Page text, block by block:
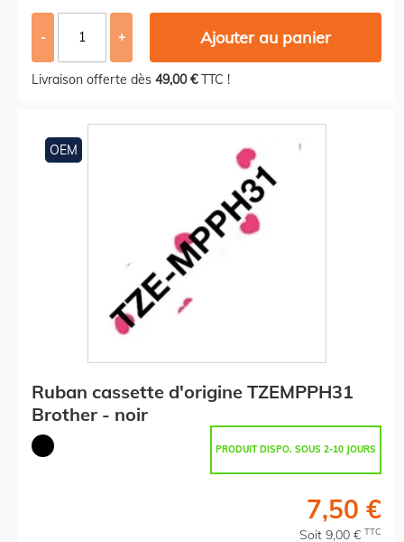
- + Ajouter au panier
Livraison offerte dès 49,00 €TTC !
OEM
Ruban cassette d'origine TZEMPPH31
Brother - noir
PRODUIT DISPO. SOUS 2-10 JOURS
7,50 €
Soit 9,00 € TTC